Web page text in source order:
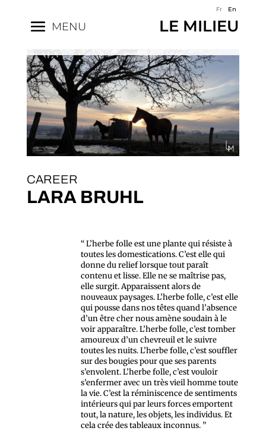
Fr En
LE MILIEU
MENU
CAREER
LARA BRUHL
“ L’herbe folle est une plante qui résiste à
toutes les domestications. C’est elle qui
donne du relief lorsque tout paraît
contenu et lisse. Elle ne se maîtrise pas,
elle surgit. Apparaissent alors de
nouveaux paysages. L’herbe folle, c’est elle
qui pousse dans nos têtes quand l’absence
d’un être cher nous amène soudain à le
voir apparaître. L’herbe folle, c’est tomber
amoureux d’un chevreuil et le suivre
toutes les nuits. L’herbe folle, c’est souffler
sur des bougies pour que ses parents
s’envolent. L’herbe folle, c’est vouloir
s’enfermer avec un très vieil homme toute
la vie. C’est la réminiscence de sentiments
intérieurs qui par leurs forces emportent
tout, la nature, les objets, les individus. Et
cela crée des tableaux inconnus. ”